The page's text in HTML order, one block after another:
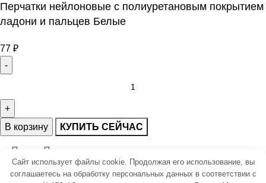
Перчатки нейлоновые с полиуретановым покрытием
ладони и пальцев Белые
77 ₽
В корзину КУПИТЬ СЕЙЧАС
Сайт использует файлы cookie. Продолжая его использование, вы
соглашаетесь на обработку персональных данных в соответствии с